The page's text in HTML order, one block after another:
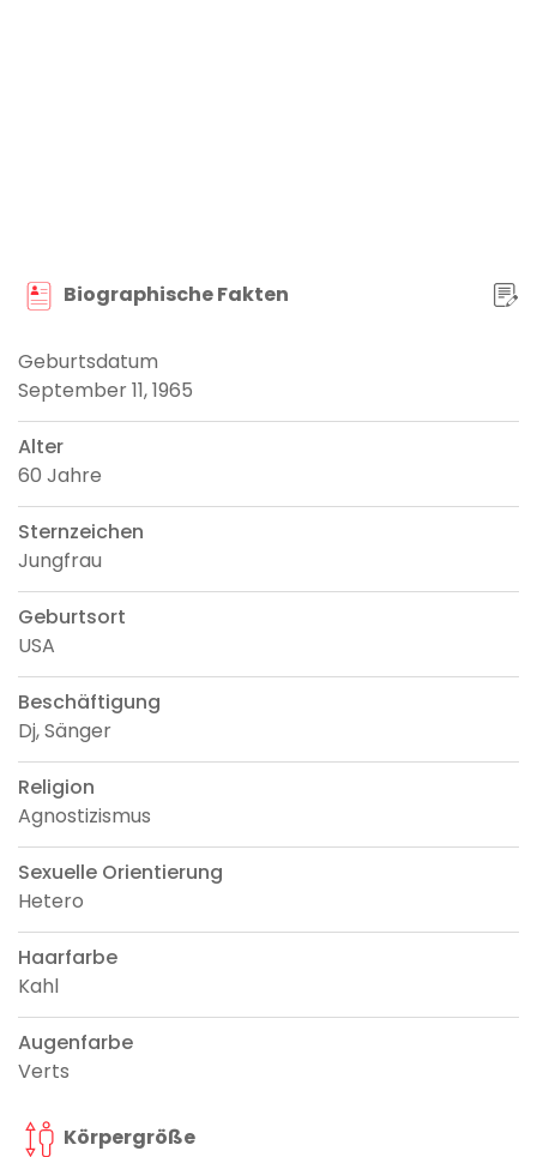
Biographische Fakten
Geburtsdatum
September 11, 1965
Alter
60 Jahre
Sternzeichen
Jungfrau
Geburtsort
USA
Beschäftigung
Dj, Sänger
Religion
Agnostizismus
Sexuelle Orientierung
Hetero
Haarfarbe
Kahl
Augenfarbe
Verts
Körpergröße